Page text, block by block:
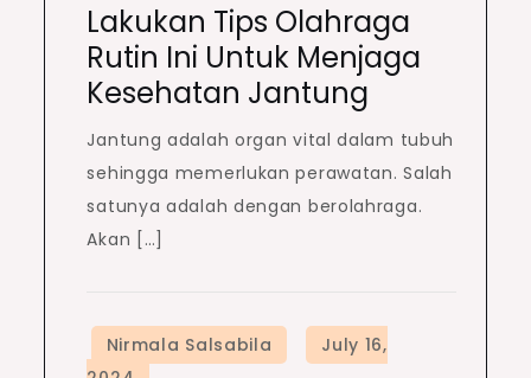
Lakukan Tips Olahraga
Rutin Ini Untuk Menjaga
Kesehatan Jantung
Jantung adalah organ vital dalam tubuh
sehingga memerlukan perawatan. Salah
satunya adalah dengan berolahraga.
Akan […]